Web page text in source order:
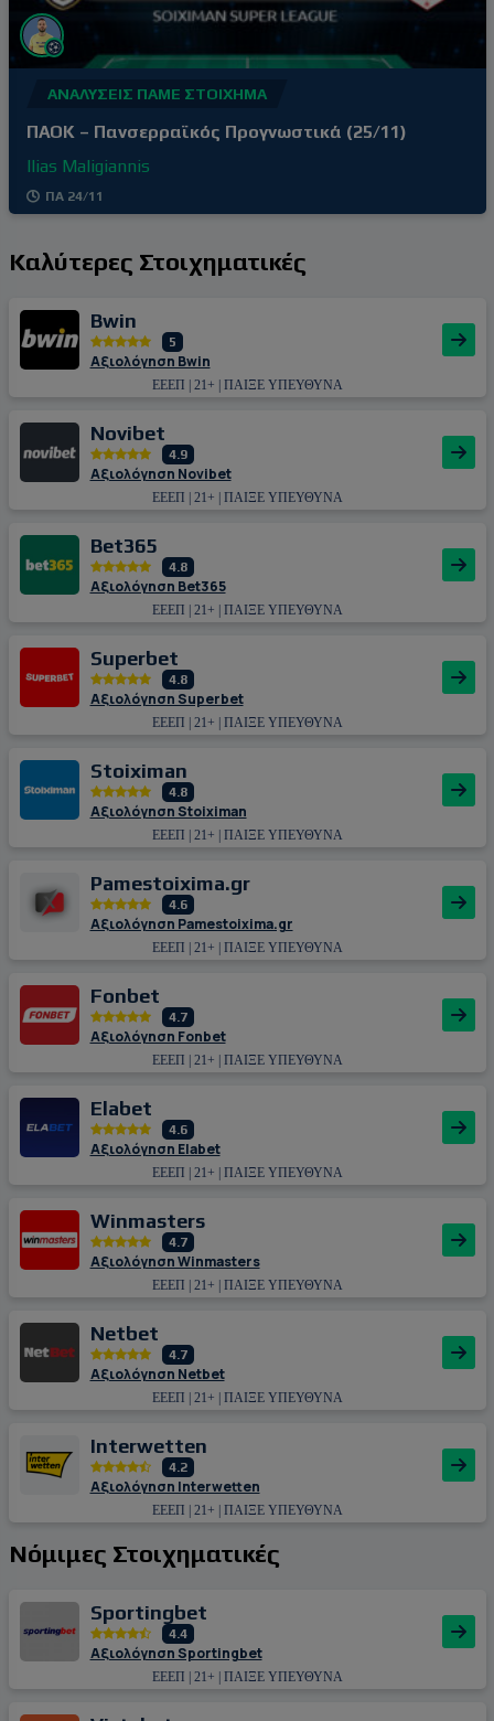
ΑΝΑΛΎΣΕΙΣ ΠΆΜΕ ΣΤΟΊΧΗΜΑ
ΠΑΟΚ – Πανσερραϊκός Προγνωστικά (25/11)
Ilias Maligiannis
ΠΑ 24/11
Καλύτερες Στοιχηματικές
Bwin
5
Αξιολόγηση Bwin
ΕΕΕΠ | 21+ | ΠΑΙΞΕ ΥΠΕΥΘΥΝΑ
Novibet
4.9
Αξιολόγηση Novibet
ΕΕΕΠ | 21+ | ΠΑΙΞΕ ΥΠΕΥΘΥΝΑ
Bet365
4.8
Αξιολόγηση Bet365
ΕΕΕΠ | 21+ | ΠΑΙΞΕ ΥΠΕΥΘΥΝΑ
Superbet
4.8
Αξιολόγηση Superbet
ΕΕΕΠ | 21+ | ΠΑΙΞΕ ΥΠΕΥΘΥΝΑ
Stoiximan
4.8
Αξιολόγηση Stoiximan
ΕΕΕΠ | 21+ | ΠΑΙΞΕ ΥΠΕΥΘΥΝΑ
Pamestoixima.gr
4.6
Αξιολόγηση Pamestoixima.gr
ΕΕΕΠ | 21+ | ΠΑΙΞΕ ΥΠΕΥΘΥΝΑ
Fonbet
4.7
Αξιολόγηση Fonbet
ΕΕΕΠ | 21+ | ΠΑΙΞΕ ΥΠΕΥΘΥΝΑ
Εlabet
4.6
Αξιολόγηση Εlabet
ΕΕΕΠ | 21+ | ΠΑΙΞΕ ΥΠΕΥΘΥΝΑ
Winmasters
4.7
Αξιολόγηση Winmasters
ΕΕΕΠ | 21+ | ΠΑΙΞΕ ΥΠΕΥΘΥΝΑ
Netbet
4.7
Αξιολόγηση Netbet
ΕΕΕΠ | 21+ | ΠΑΙΞΕ ΥΠΕΥΘΥΝΑ
Interwetten
4.2
Αξιολόγηση Interwetten
ΕΕΕΠ | 21+ | ΠΑΙΞΕ ΥΠΕΥΘΥΝΑ
Νόμιμες Στοιχηματικές
Sportingbet
4.4
Αξιολόγηση Sportingbet
ΕΕΕΠ | 21+ | ΠΑΙΞΕ ΥΠΕΥΘΥΝΑ